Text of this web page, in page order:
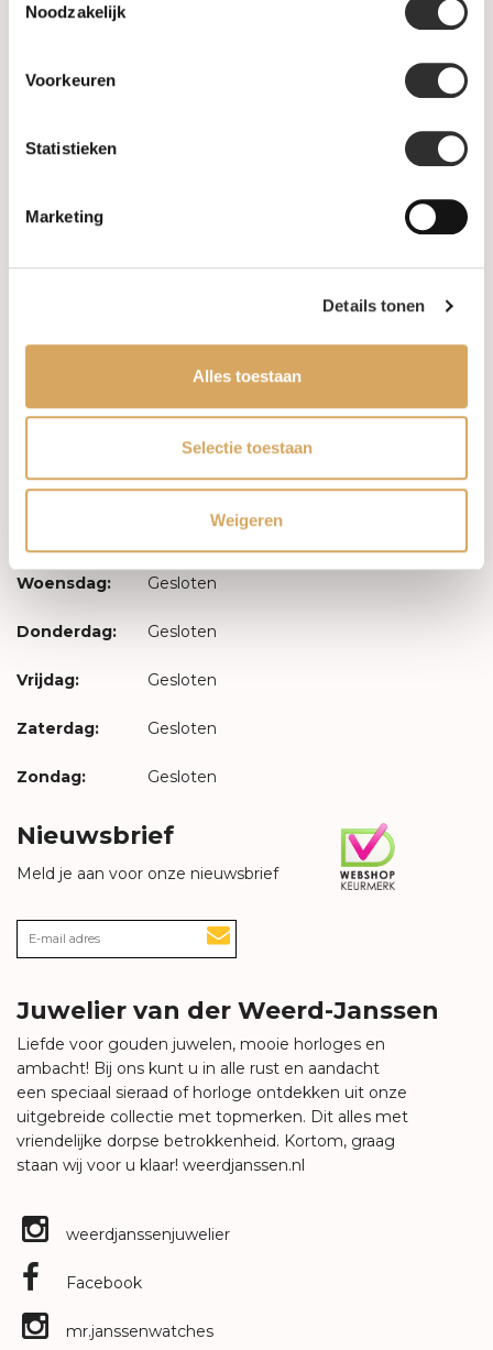
Noodzakelijk
Voorkeuren
Statistieken
Marketing
Details tonen
Alles toestaan
Selectie toestaan
Weigeren
Levertijd & verzendkosten
Maandag: Gesloten
Woensdag: Gesloten
Donderdag: Gesloten
Vrijdag: Gesloten
Zaterdag: Gesloten
Zondag: Gesloten
Nieuwsbrief
Meld je aan voor onze nieuwsbrief
Juwelier van der Weerd-Janssen
Liefde voor gouden juwelen, mooie horloges en
ambacht! Bij ons kunt u in alle rust en aandacht
een speciaal sieraad of horloge ontdekken uit onze
uitgebreide collectie met topmerken. Dit alles met
vriendelijke dorpse betrokkenheid. Kortom, graag
staan wij voor u klaar! weerdjanssen.nl
weerdjanssenjuwelier
Facebook
mr.janssenwatches